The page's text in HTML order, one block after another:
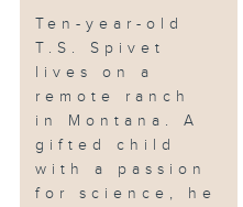
Ten-year-old
T.S. Spivet
lives on a
remote ranch
in Montana. A
gifted child
with a passion
for science, he